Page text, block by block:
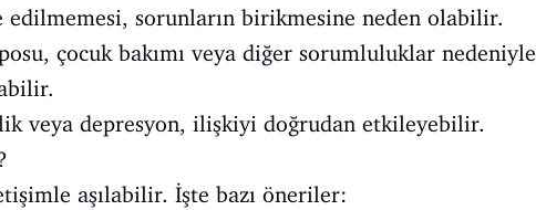
sorunların birikmesine neden olabilir.
çocuk bakımı veya diğer sorumluluklar nedeniyle
veya depresyon, ilişkiyi doğrudan etkileyebilir.
aşılabilir. İşte bazı öneriler: